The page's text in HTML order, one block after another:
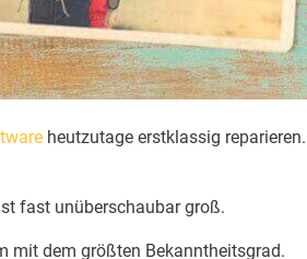
heutzutage erstklassig reparieren.
fast unüberschaubar groß.
mit dem größten Bekanntheitsgrad.